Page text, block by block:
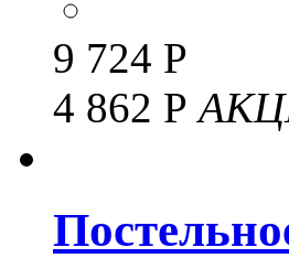
9 724 Р
4 862 Р